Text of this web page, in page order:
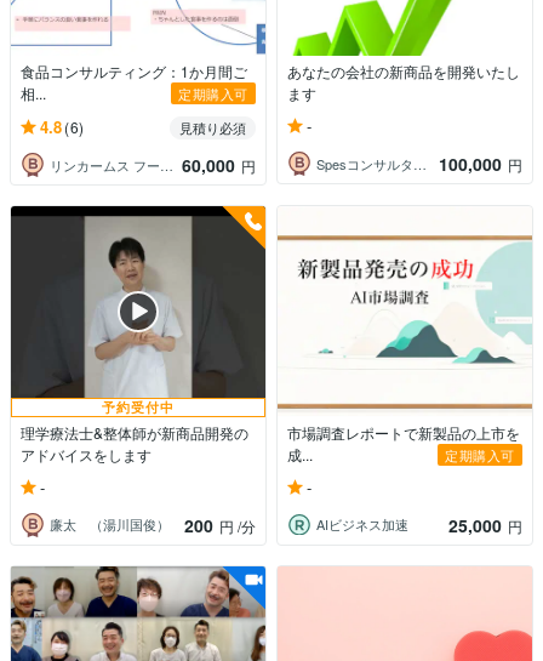
食品コンサルティング：1か月間ご
相...
定期購入可
4.8(6)
見積り必須
リンカームス フードコンサルティング
60,000 円
あなたの会社の新商品を開発いたし
ます
-
Spesコンサルタント 100,000 円
予約受付中
理学療法士&整体師が新商品開発の
アドバイスをします
-
廉太 （湯川国俊） 200 円 /分
市場調査レポートで新製品の上市を
成...
定期購入可
-
AIビジネス加速 25,000 円